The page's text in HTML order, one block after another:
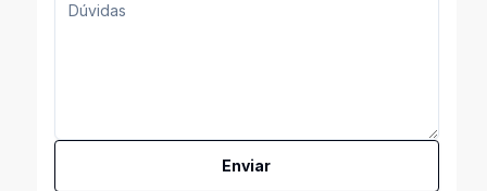
Enviar